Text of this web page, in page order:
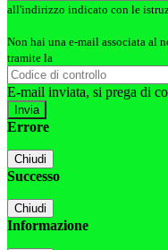
all'indirizzo indicato con le
Non hai una e-mail associata al
tramite la
E-mail inviata, si prega di
Errore
Chiudi
Successo
Chiudi
Informazione